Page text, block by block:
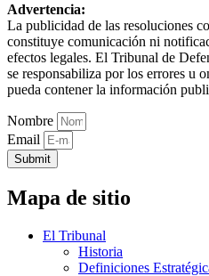
Advertencia:
La publicidad de las resoluciones
constituye comunicación ni
efectos legales. El Tribunal de
se responsabiliza por los errores u
pueda contener la información
Nombre
Email
Submit
Mapa de sitio
El Tribunal
Historia
Definiciones